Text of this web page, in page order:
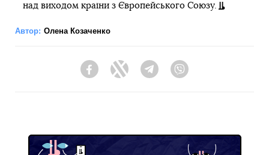
над виходом країни з Європейського Союзу.
Автор: Олена Козаченко
FacebookTwitter Telegram